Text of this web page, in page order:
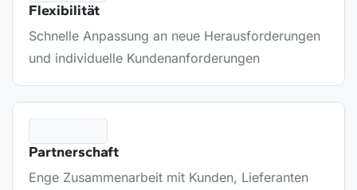
Flexibilität
Schnelle Anpassung an neue Herausforderungen
und individuelle Kundenanforderungen
Partnerschaft
Enge Zusammenarbeit mit Kunden, Lieferanten